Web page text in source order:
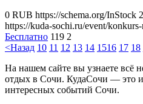
0 RUB https://schema.org/InStock
https://kuda-sochi.ru/event/
Бесплатно 119 2
<Назад 10 11 12 13 14 1516 17 18
На нашем сайте вы узнаете всё
отдых в Сочи. КудаСочи — это
интересных событий Сочи.